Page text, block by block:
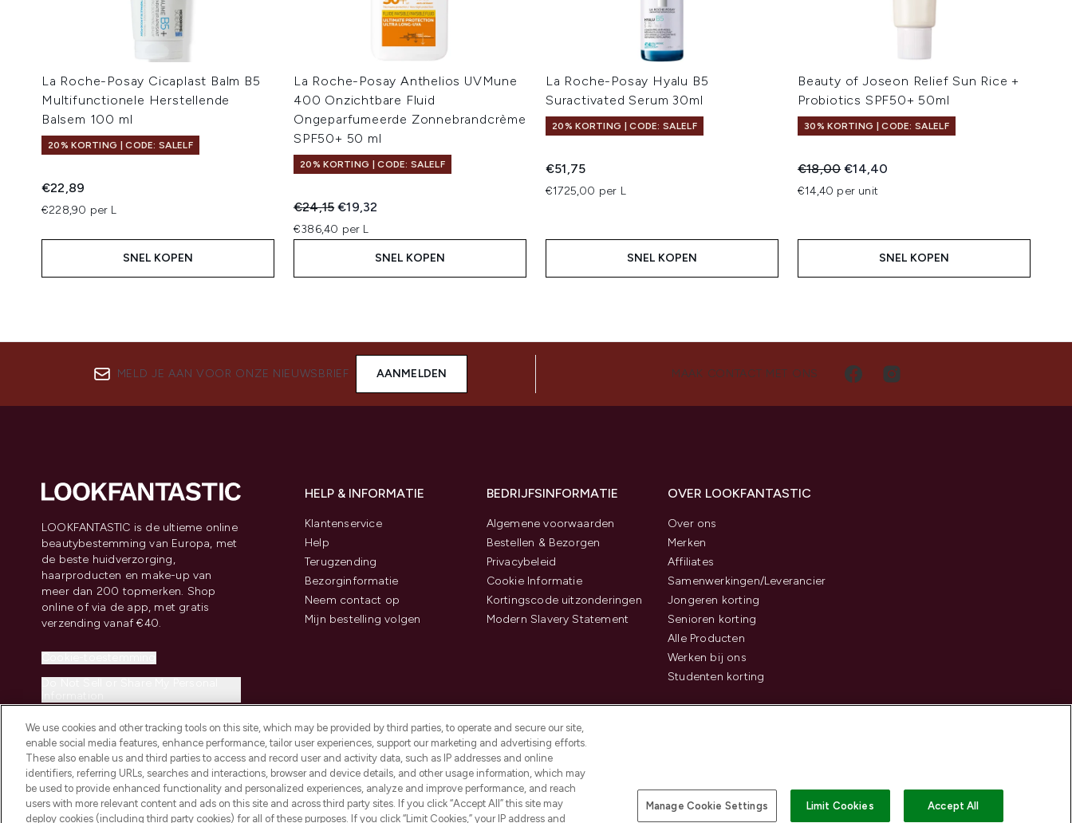
La Roche-Posay Cicaplast Balm B5
Multifunctionele Herstellende
Balsem 100 ml
20% KORTING | CODE: SALELF
€22,89
€228,90 per L
SNEL KOPEN
La Roche-Posay Anthelios UVMune
400 Onzichtbare Fluid
Ongeparfumeerde Zonnebrandcrème
SPF50+ 50 ml
20% KORTING | CODE: SALELF
Recommended Retail Price:
€24,15Huidige prijs:
€19,32
€386,40 per L
SNEL KOPEN
La Roche-Posay Hyalu B5
Suractivated Serum 30ml
20% KORTING | CODE: SALELF
€51,75
€1725,00 per L
SNEL KOPEN
Beauty of Joseon Relief Sun Rice +
Probiotics SPF50+ 50ml
30% KORTING | CODE: SALELF
Recommended Retail Price:
€18,00Huidige prijs:
€14,40
€14,40 per unit
SNEL KOPEN
MELD JE AAN VOOR ONZE NIEUWSBRIEF AANMELDEN MAAK CONTACT MET ONS
LOOKFANTASTIC is de ultieme online
beautybestemming van Europa, met
de beste huidverzorging,
haarproducten en make-up van
meer dan 200 topmerken. Shop
online of via de app, met gratis
verzending vanaf €40.
HELP & INFORMATIE
Klantenservice
Help
Terugzending
Bezorginformatie
Neem contact op
Mijn bestelling volgen
BEDRIJFSINFORMATIE
Algemene voorwaarden
Bestellen & Bezorgen
Privacybeleid
Cookie Informatie
Kortingscode uitzonderingen
Modern Slavery Statement
OVER LOOKFANTASTIC
Over ons
Merken
Affiliates
Samenwerkingen/Leverancier
Jongeren korting
Senioren korting
Alle Producten
Werken bij ons
Studenten korting
2026 THG Beauty Europe GmbH Maximilianstrasse 54 80538 Munich Betaal veilig met
We use cookies and other tracking tools on this site, which may be provided by third parties, to operate and secure our site,
enable social media features, enhance performance, tailor user experiences, support our marketing and advertising efforts.
These also enable us and third parties to access and record user and activity data, such as IP addresses and online
identifiers, referring URLs, searches and interactions, browser and device details, and other usage information, which may
be used to provide enhanced functionality and personalized experiences, analyze and improve performance, and reach
users with more relevant content and ads on this site and across third party sites. If you click “Accept All” this site may
deploy cookies (including third party cookies) for all of these purposes. If you click “Limit Cookies,” your IP address and
Manage Cookie Settings Limit Cookies Accept All